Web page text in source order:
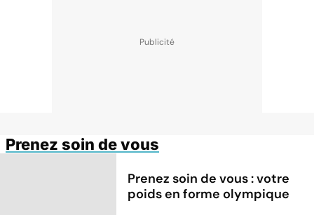
Prenez soin de vous
Prenez soin de vous : votre
poids en forme olympique